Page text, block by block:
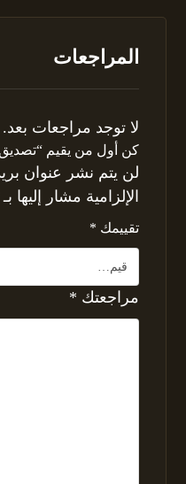
المراجعات
لا توجد مراجعات بعد.
كن أول من يقيم
لن يتم نشر عنوان
الإلزامية مشار إليها بـ
تقييمك *
مراجعتك *